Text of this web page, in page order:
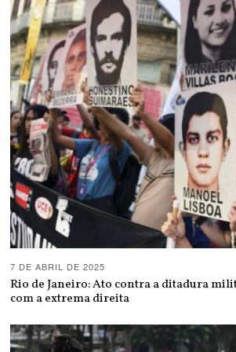
7 DE ABRIL DE 2025
Rio de Janeiro: Ato contra a ditadura
com a extrema direita